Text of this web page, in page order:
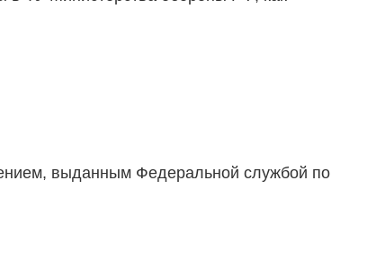
выданным Федеральной службой по